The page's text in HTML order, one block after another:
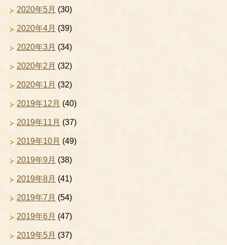
2020年5月 (30)
2020年4月 (39)
2020年3月 (34)
2020年2月 (32)
2020年1月 (32)
2019年12月 (40)
2019年11月 (37)
2019年10月 (49)
2019年9月 (38)
2019年8月 (41)
2019年7月 (54)
2019年6月 (47)
2019年5月 (37)